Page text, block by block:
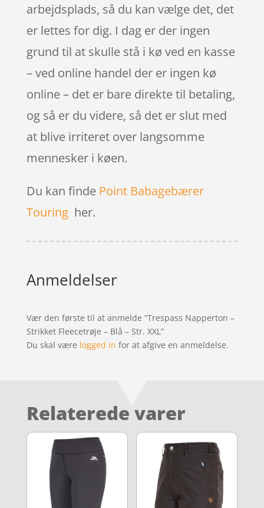
arbejdsplads, så du kan vælge det, det
er lettes for dig. I dag er der ingen
grund til at skulle stå i kø ved en kasse
– ved online handel der er ingen kø
online – det er bare direkte til betaling,
og så er du videre, så det er slut med
at blive irriteret over langsomme
mennesker i køen.
Du kan finde Point Babagebærer
Touringher.
Anmeldelser
Vær den første til at anmelde “Trespass Napperton –
Strikket Fleecetrøje – Blå – Str. XXL”
Du skal være logged in for at afgive en anmeldelse.
Relaterede varer